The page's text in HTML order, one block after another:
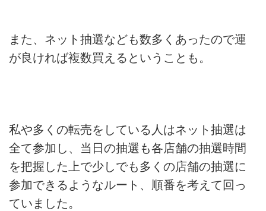
また、ネット抽選なども数多くあったので運
が良ければ複数買えるということも。
私や多くの転売をしている人はネット抽選は
全て参加し、当日の抽選も各店舗の抽選時間
を把握した上で少しでも多くの店舗の抽選に
参加できるようなルート、順番を考えて回っ
ていました。